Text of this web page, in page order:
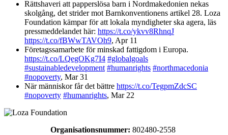
Rättshaveri att papperslösa barn i Nordmakedonien nekas
skolgång, det strider mot Barnkonventionens artikel 28. Loza
Foundation kämpar för att lokala myndigheter ska agera, läs
pressmeddelandet här: https://t.co/ykvv8RhnqJ
https://t.co/fBWwTAVOh9, Apr 11
Företagssamarbete för minskad fattigdom i Europa.
https://t.co/LQegOKg7I4 #globalgoals
#sustainabledevelopment #humanrights #northmacedonia
#nopoverty, Mar 31
När människor får det bättre https://t.co/TegpmZdcSC
#nopoverty #humanrights, Mar 22
Organisationsnummer: 802480-2558